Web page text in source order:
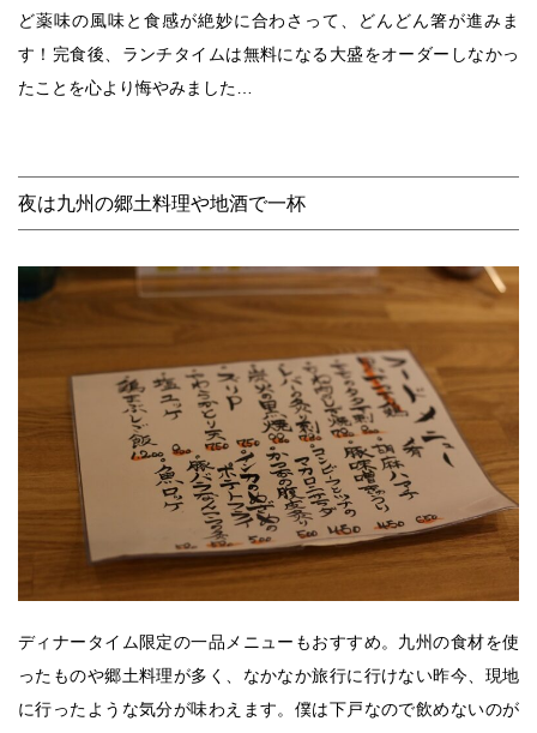
ど薬味の風味と食感が絶妙に合わさって、どんどん箸が進みま
す！完食後、ランチタイムは無料になる大盛をオーダーしなかっ
たことを心より悔やみました…
夜は九州の郷土料理や地酒で一杯
ディナータイム限定の一品メニューもおすすめ。九州の食材を使
ったものや郷土料理が多く、なかなか旅行に行けない昨今、現地
に行ったような気分が味わえます。僕は下戸なので飲めないのが